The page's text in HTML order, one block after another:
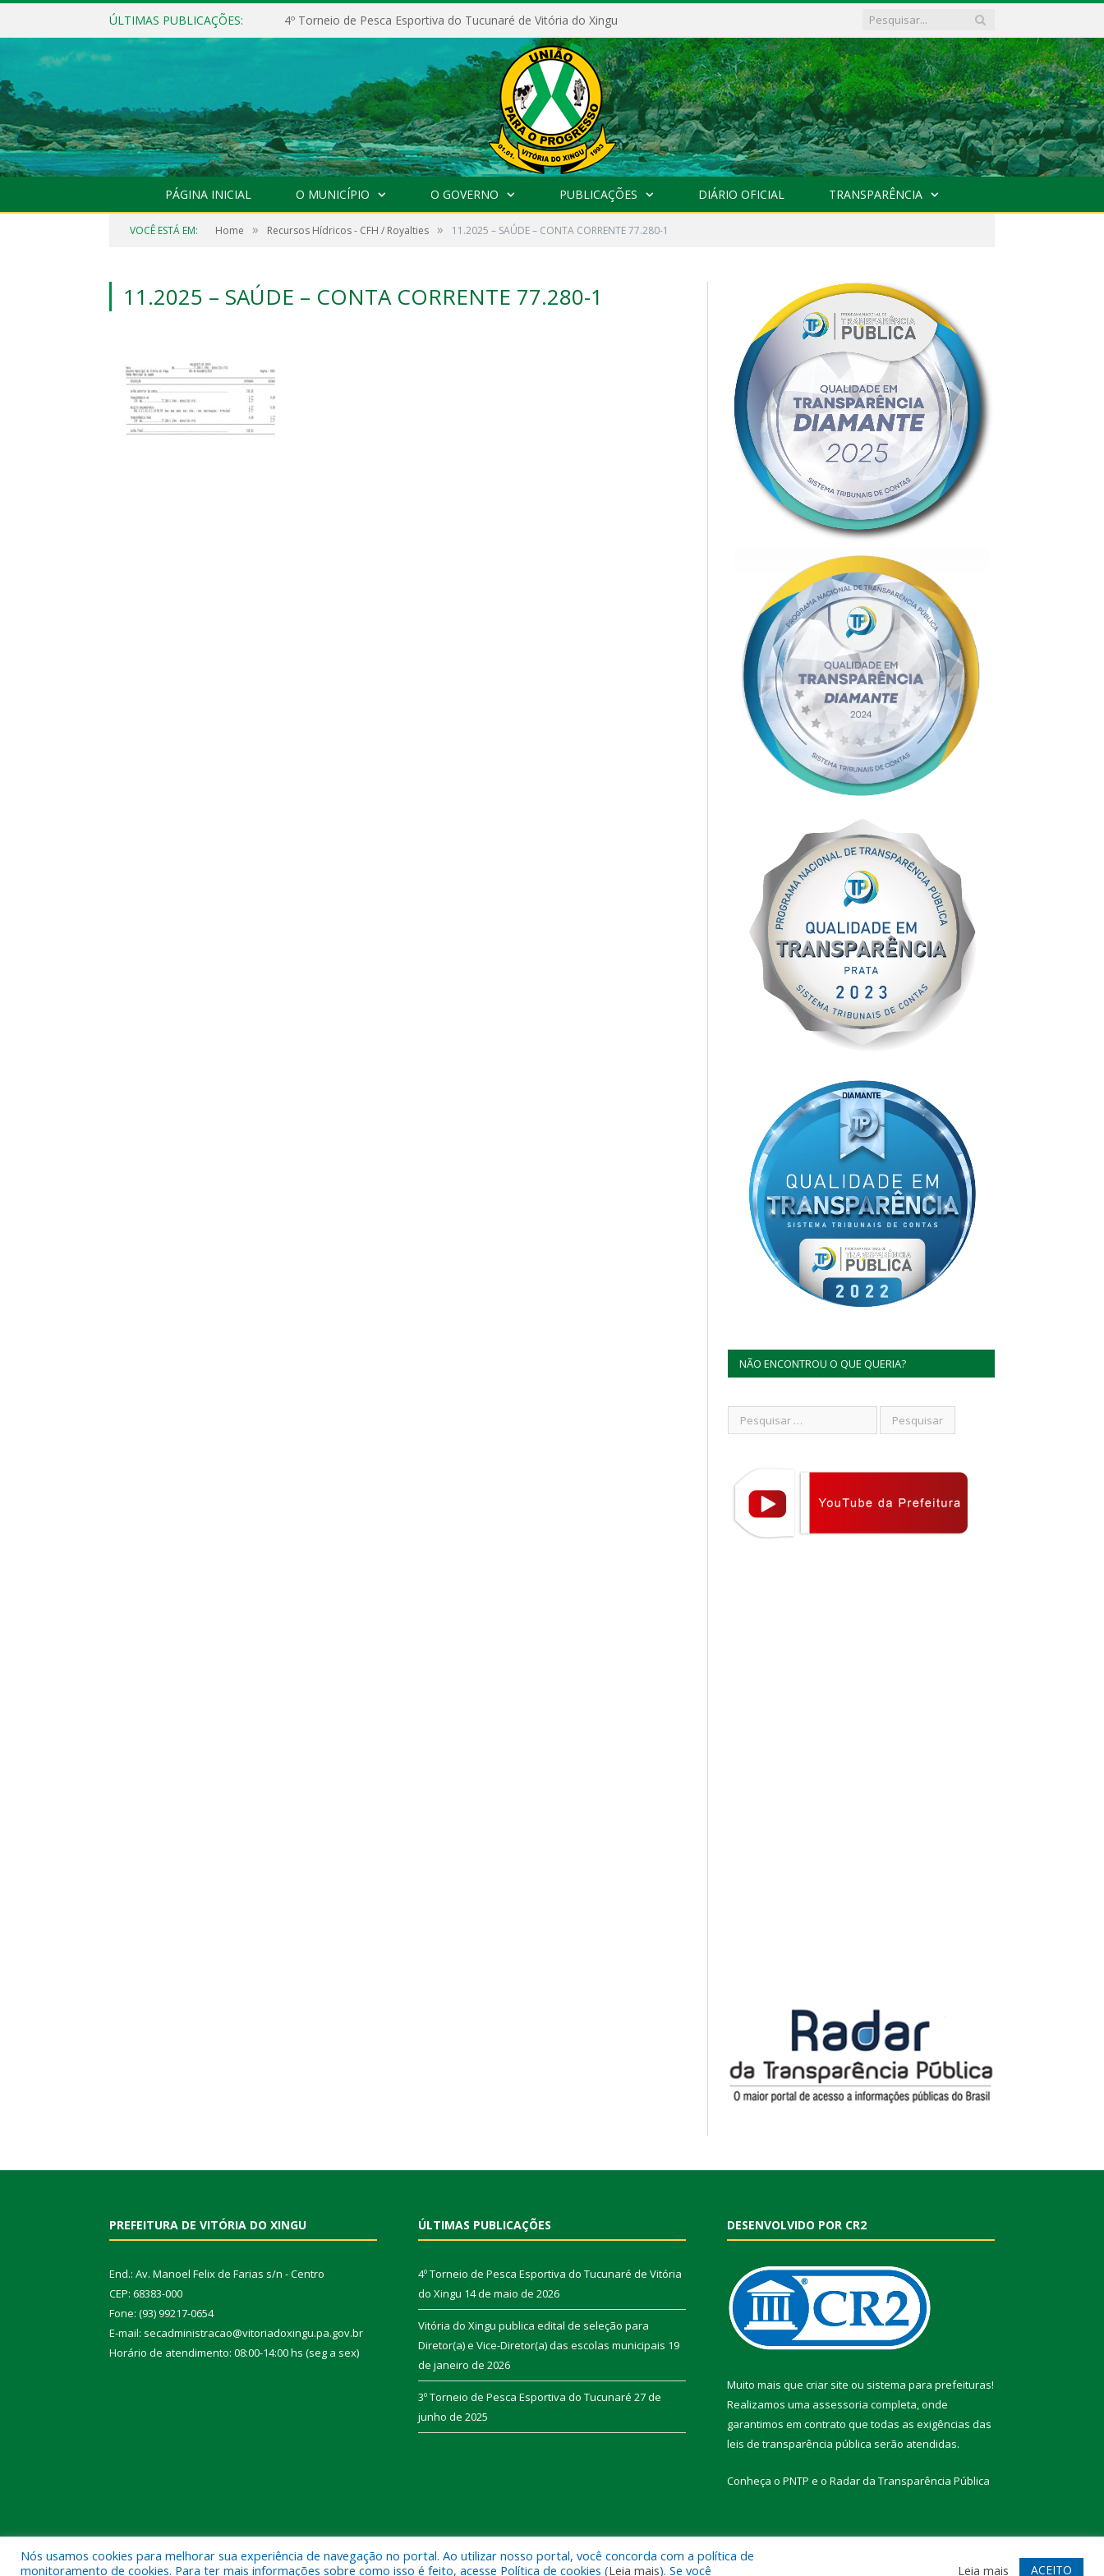
ÚLTIMAS PUBLICAÇÕES: 4º Torneio de Pesca Esportiva do Tucunaré de Vitória do Xingu
PÁGINA INICIAL O MUNICÍPIO O GOVERNO PUBLICAÇÕES DIÁRIO OFICIAL TRANSPARÊNCIA
VOCÊ ESTÁ EM: Home » Recursos Hídricos - CFH / Royalties » 11.2025 – SAÚDE – CONTA CORRENTE 77.280-1
11.2025 – SAÚDE – CONTA CORRENTE 77.280-1
NÃO ENCONTROU O QUE QUERIA?
PREFEITURA DE VITÓRIA DO XINGU
End.: Av. Manoel Felix de Farias s/n - Centro
CEP: 68383-000
Fone: (93) 99217-0654
E-mail: secadministracao@vitoriadoxingu.pa.gov.br
Horário de atendimento: 08:00-14:00 hs (seg a sex)
ÚLTIMAS PUBLICAÇÕES
4º Torneio de Pesca Esportiva do Tucunaré de Vitória
do Xingu 14 de maio de 2026
Vitória do Xingu publica edital de seleção para
Diretor(a) e Vice-Diretor(a) das escolas municipais 19
de janeiro de 2026
3º Torneio de Pesca Esportiva do Tucunaré 27 de
junho de 2025
DESENVOLVIDO POR CR2
Muito mais que criar site ou sistema para prefeituras!
Realizamos uma assessoria completa, onde
garantimos em contrato que todas as exigências das
leis de transparência pública serão atendidas.
Conheça o PNTP e o Radar da Transparência Pública
Todos os direitos reservados a Prefeitura Municipal de Vitória do Xingu. Mapa do Site Acessar Webmail
Nós usamos cookies para melhorar sua experiência de navegação no portal. Ao utilizar nosso portal, você concorda com a política de
monitoramento de cookies. Para ter mais informações sobre como isso é feito, acesse Política de cookies (Leia mais). Se você Leia mais ACEITO